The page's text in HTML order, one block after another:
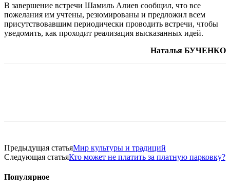
В завершение встречи Шамиль Алиев сообщил, что все
пожелания им учтены, резюмированы и предложил всем
присутствовавшим периодически проводить встречи, чтобы
уведомить, как проходит реализация высказанных идей.
Наталья БУЧЕНКО
Предыдущая статьяМир культуры и традиций
Следующая статьяКто может не платить за платную парковку?
Популярное